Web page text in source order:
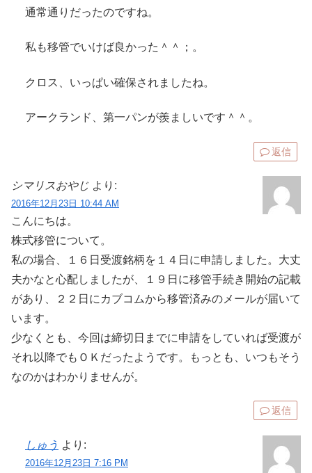
通常通りだったのですね。
私も移管でいけば良かった＾＾；。
クロス、いっぱい確保されましたね。
アークランド、第一パンが羨ましいです＾＾。
返信
シマリスおやじ より:
2016年12月23日 10:44 AM
こんにちは。
株式移管について。
私の場合、１６日受渡銘柄を１４日に申請しました。大丈
夫かなと心配しましたが、１９日に移管手続き開始の記載
があり、２２日にカブコムから移管済みのメールが届いて
います。
少なくとも、今回は締切日までに申請をしていれば受渡が
それ以降でもＯＫだったようです。もっとも、いつもそう
なのかはわかりませんが。
返信
しゅう より:
2016年12月23日 7:16 PM